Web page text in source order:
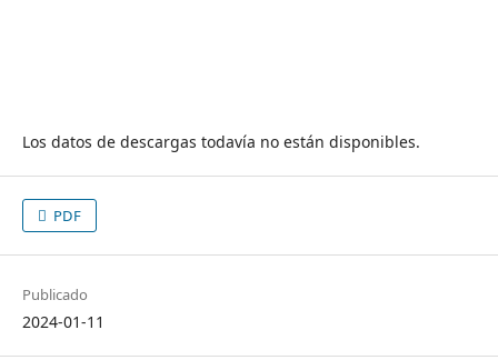
Los datos de descargas todavía no están disponibles.
PDF
Publicado
2024-01-11